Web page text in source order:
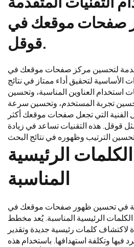
صفحات موقعك في
قوقل.
لتحسين مركز صفحات موقعك في
لتحقيق أداء ممتاز في نتائج
استخدام العناوين المناسبة، وتحسين
تجربة المستخدم، وتحسين سرعة
الفنية التي تجعل صفحات موقعك أكثر
قوقل. هذه التقنيات تساعد في زيادة
الرئيسية
المناسبة
في تحسين ظهور صفحات موقعك في
الرئيسية المناسبة. يُعد مخطط
لاكتشاف كلمات رئيسية جديدة وتقدير
فيها وتكلفة استهدافها. باستخدام هذه